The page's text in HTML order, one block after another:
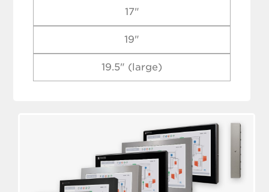
17"
19"
19.5" (large)